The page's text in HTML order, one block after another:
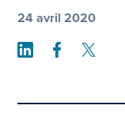
24 avril 2020
Share onShare on